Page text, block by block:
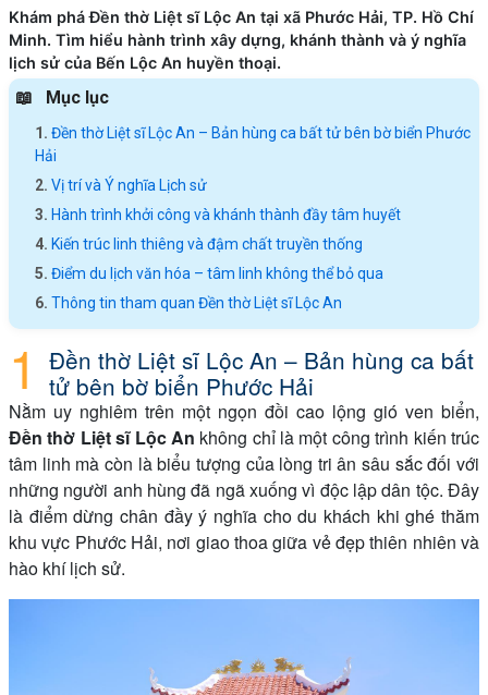
Khám phá Đền thờ Liệt sĩ Lộc An tại xã Phước Hải, TP. Hồ Chí
Minh. Tìm hiểu hành trình xây dựng, khánh thành và ý nghĩa
lịch sử của Bến Lộc An huyền thoại.
Mục lục
Đền thờ Liệt sĩ Lộc An – Bản hùng ca bất tử bên bờ biển Phước
Hải
Vị trí và Ý nghĩa Lịch sử
Hành trình khởi công và khánh thành đầy tâm huyết
Kiến trúc linh thiêng và đậm chất truyền thống
Điểm du lịch văn hóa – tâm linh không thể bỏ qua
Thông tin tham quan Đền thờ Liệt sĩ Lộc An
Đền thờ Liệt sĩ Lộc An – Bản hùng ca bất
tử bên bờ biển Phước Hải
Nằm uy nghiêm trên một ngọn đồi cao lộng gió ven biển,
Đền thờ Liệt sĩ Lộc An không chỉ là một công trình kiến trúc
tâm linh mà còn là biểu tượng của lòng tri ân sâu sắc đối với
những người anh hùng đã ngã xuống vì độc lập dân tộc. Đây
là điểm dừng chân đầy ý nghĩa cho du khách khi ghé thăm
khu vực Phước Hải, nơi giao thoa giữa vẻ đẹp thiên nhiên và
hào khí lịch sử.